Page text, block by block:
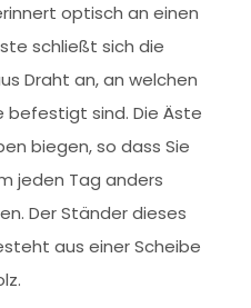
optisch an einen
schließt sich die
Draht an, an welchen
befestigt sind. Die Äste
biegen, so dass Sie
jeden Tag anders
Der Ständer dieses
aus einer Scheibe